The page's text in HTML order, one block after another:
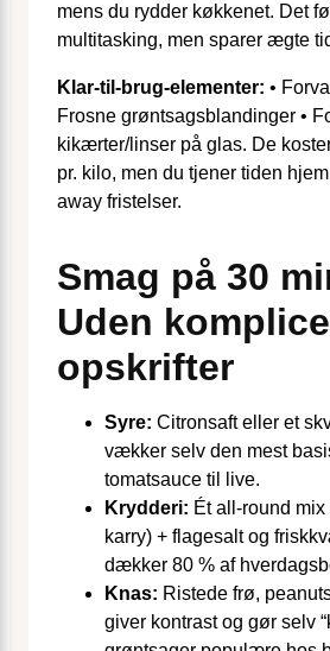
mens du rydder køkkenet. Det
multitasking, men sparer ægte
Klar-til-brug-elementer: •
Frosne grøntsagsblandinger •
kikærter/linser på glas. De
pr. kilo, men du tjener tiden
away fristelser.
Smag på 30
Uden
opskrifter
Syre: Citronsaft eller et
vækker selv den mest
tomatsauce til live.
Krydderi: Ét all-round
karry) + flagesalt og
dækker 80 % af
Knas: Ristede frø,
giver kontrast og gør selv